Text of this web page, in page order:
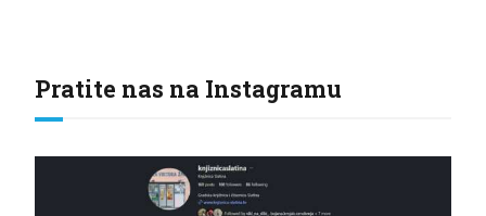
Pratite nas na Instagramu